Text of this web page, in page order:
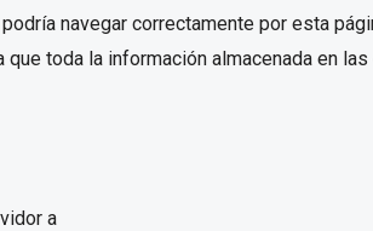
navegar correctamente por esta
toda la información almacenada en
a